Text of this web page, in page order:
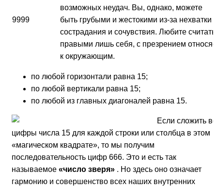
9999
возможных неудач. Вы, однако, можете
быть грубыми и жестокими из-за нехватки
сострадания и сочувствия. Любите считать
правыми лишь себя, с презрением
к окружающим.
по любой горизонтали равна 15;
по любой вертикали равна 15;
по любой из главных диагоналей равна 15.
Если сложить
цифры числа 15 для каждой строки или столбца в этом
«магическом квадрате», то мы получим
последовательность цифр 666. Это и есть так
называемое «число зверя» . Но здесь оно означает
гармонию и совершенство всех наших внутренних